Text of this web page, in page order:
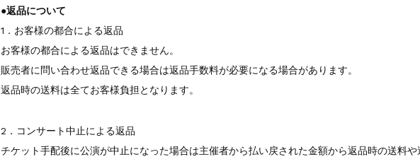
●返品について
1．お客様の都合による返品
お客様の都合による返品はできません。
販売者に問い合わせ返品できる場合は返品手数料が必要になる場合があります。
返品時の送料は全てお客様負担となります。
2．コンサート中止による返品
チケット手配後に公演が中止になった場合は主催者から払い戻された金額から返品時の送料